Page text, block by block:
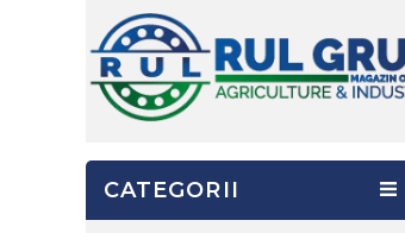
CATEGORII